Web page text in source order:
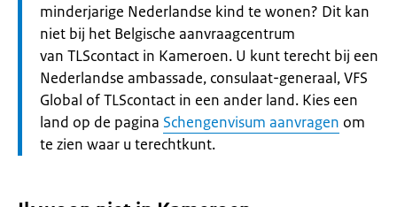
minderjarige Nederlandse kind te wonen? Dit kan
niet bij het Belgische aanvraagcentrum
van TLScontact in Kameroen. U kunt terecht bij een
Nederlandse ambassade, consulaat-generaal, VFS
Global of TLScontact in een ander land. Kies een
land op de pagina Schengenvisum aanvragen om
te zien waar u terechtkunt.